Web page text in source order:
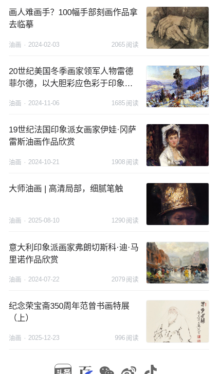
画人难画手？100幅手部刻画作品拿
去临摹
油画 · 2024-02-03 阅读
2065
20世纪美国冬季画家领军人物雷德
菲尔德，以大胆彩应色彩于印象派
油画 · 2024-11-06 阅读
1685
19世纪法国印象派女画家伊娃·冈萨
雷斯油画作品欣赏
油画 · 2024-10-21 阅读
1908
大师油画 | 高清局部，细腻笔触
油画 · 2025-08-10 阅读
1290
意大利印象派画家弗朗切斯科·迪·马
里诺作品欣赏
油画 · 2024-07-22 阅读
2079
纪念荣宝斋350周年范曾书画特展
（上）
油画 · 2025-12-23 阅读
996